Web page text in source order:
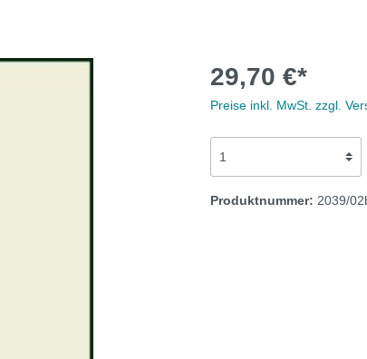
Ersatzteile
frühe Achse
29,70 €*
Preise inkl. MwSt. zzgl.
Produktnummer: 2039/